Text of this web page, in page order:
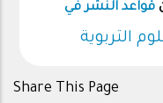
قواعد النشر في
التربوية
Share This Page